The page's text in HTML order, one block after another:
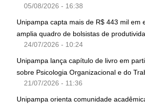
05/08/2026 - 16:38
Unipampa capta mais de R$ 443 mil em
amplia quadro de bolsistas de
24/07/2026 - 10:24
Unipampa lança capítulo de livro em
sobre Psicologia Organizacional e do
21/07/2026 - 11:36
Unipampa orienta comunidade